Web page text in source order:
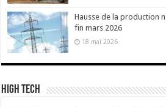
Hausse de la production
fin mars 2026
18 mai 2026
High Tech